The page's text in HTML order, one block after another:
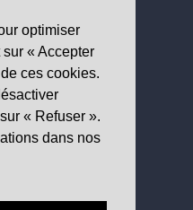
optimiser
« Accepter
ces cookies.
« Refuser ».
dans nos
SANITAIRE
de la santé
64